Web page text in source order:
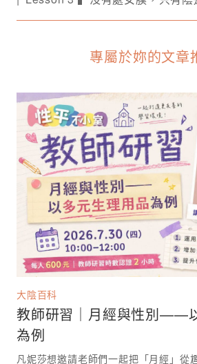
專屬於妳的文章
大陰百科
教師研習｜月經與性別——
為例
凡妮莎想邀請老師們一起把「月經」從